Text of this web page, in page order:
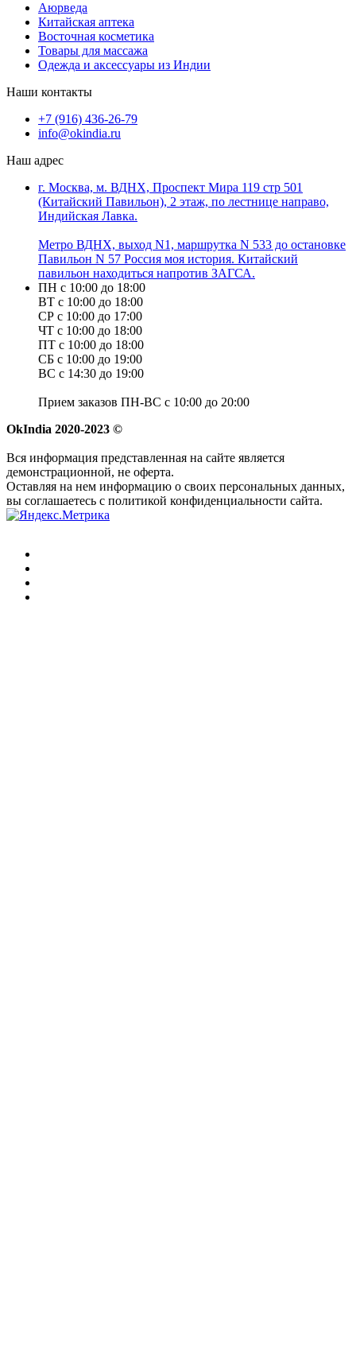
Аюрведа
Китайская аптека
Восточная косметика
Товары для массажа
Одежда и аксессуары из Индии
Наши контакты
+7 (916) 436-26-79
info@okindia.ru
Наш адрес
г. Москва, м. ВДНХ, Проспект Мира 119 стр 501
(Китайский Павильон), 2 этаж, по лестнице направо,
Индийская Лавка.
Метро ВДНХ, выход N1, маршрутка N 533 до остановке
Павильон N 57 Россия моя история. Китайский
павильон находиться напротив ЗАГСА.
ПН с 10:00 до 18:00
ВТ с 10:00 до 18:00
СР с 10:00 до 17:00
ЧТ с 10:00 до 18:00
ПТ с 10:00 до 18:00
СБ с 10:00 до 19:00
ВС с 14:30 до 19:00
Прием заказов ПН-ВС с 10:00 до 20:00
OkIndia 2020-2023 ©
Вся информация представленная на сайте является
демонстрационной, не оферта.
Оставляя на нем информацию о своих персональных данных,
вы соглашаетесь с политикой конфиденциальности сайта.